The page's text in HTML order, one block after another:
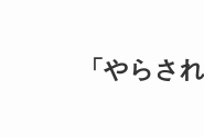
「やらさ